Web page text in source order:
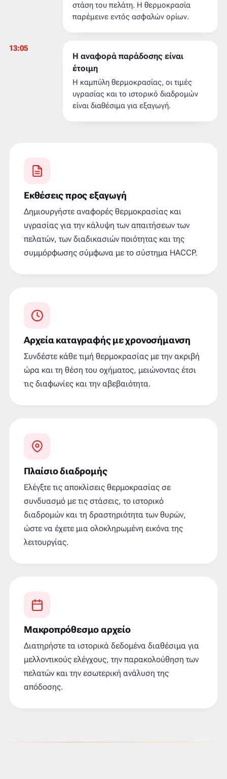
στάση του πελάτη. Η θερμοκρασία
παρέμεινε εντός ασφαλών ορίων.
13:05
Η αναφορά παράδοσης είναι
έτοιμη
Η καμπύλη θερμοκρασίας, οι τιμές
υγρασίας και το ιστορικό διαδρομών
είναι διαθέσιμα για εξαγωγή.
Εκθέσεις προς εξαγωγή
Δημιουργήστε αναφορές θερμοκρασίας και
υγρασίας για την κάλυψη των απαιτήσεων των
πελατών, των διαδικασιών ποιότητας και της
συμμόρφωσης σύμφωνα με το σύστημα HACCP.
Αρχεία καταγραφής με χρονοσήμανση
Συνδέστε κάθε τιμή θερμοκρασίας με την ακριβή
ώρα και τη θέση του οχήματος, μειώνοντας έτσι
τις διαφωνίες και την αβεβαιότητα.
Πλαίσιο διαδρομής
Ελέγξτε τις αποκλίσεις θερμοκρασίας σε
συνδυασμό με τις στάσεις, το ιστορικό
διαδρομών και τη δραστηριότητα των θυρών,
ώστε να έχετε μια ολοκληρωμένη εικόνα της
λειτουργίας.
Μακροπρόθεσμο αρχείο
Διατηρήστε τα ιστορικά δεδομένα διαθέσιμα για
μελλοντικούς ελέγχους, την παρακολούθηση των
πελατών και την εσωτερική ανάλυση της
απόδοσης.